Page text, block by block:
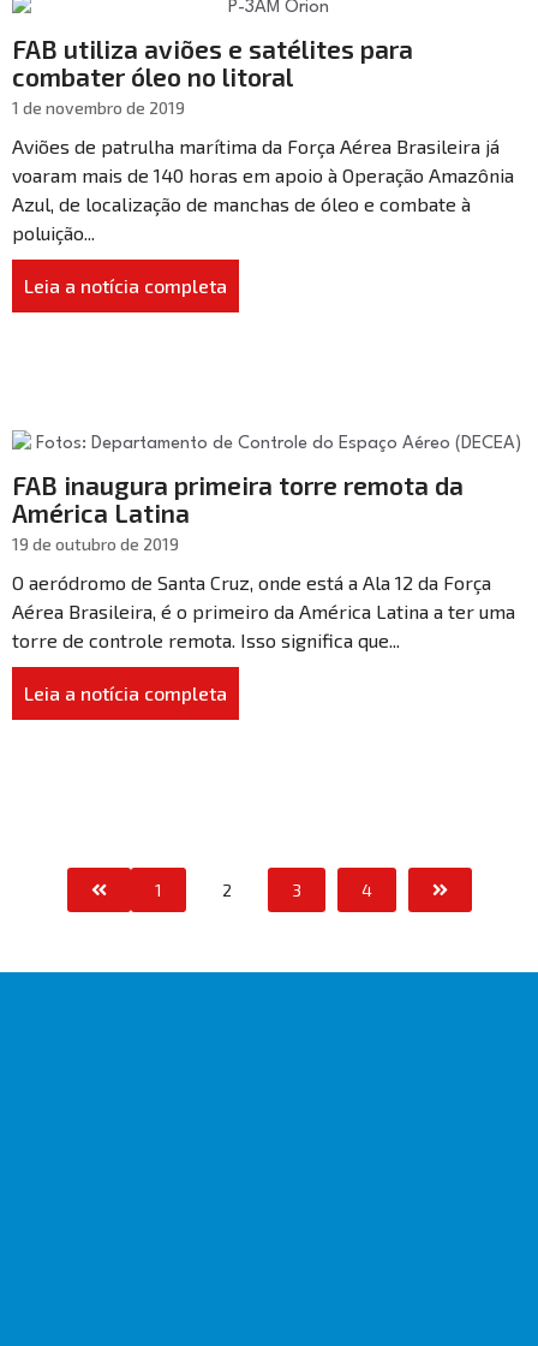
FAB utiliza aviões e satélites para
combater óleo no litoral
1 de novembro de 2019
Aviões de patrulha marítima da Força Aérea Brasileira já
voaram mais de 140 horas em apoio à Operação Amazônia
Azul, de localização de manchas de óleo e combate à
poluição...
Leia a notícia completa
FAB inaugura primeira torre remota da
América Latina
19 de outubro de 2019
O aeródromo de Santa Cruz, onde está a Ala 12 da Força
Aérea Brasileira, é o primeiro da América Latina a ter uma
torre de controle remota. Isso significa que...
Leia a notícia completa
1 2 3 4